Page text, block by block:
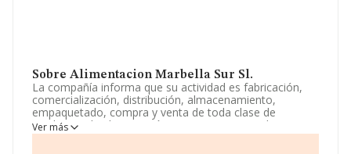
Sobre Alimentacion Marbella Sur Sl.
La compañía informa que su actividad es fabricación,
comercialización, distribución, almacenamiento,
empaquetado, compra y venta de toda clase de
productos de alimentación, conservas, vegetales,
aceites, frutos secos, bebidas, textil en general,
Ver más